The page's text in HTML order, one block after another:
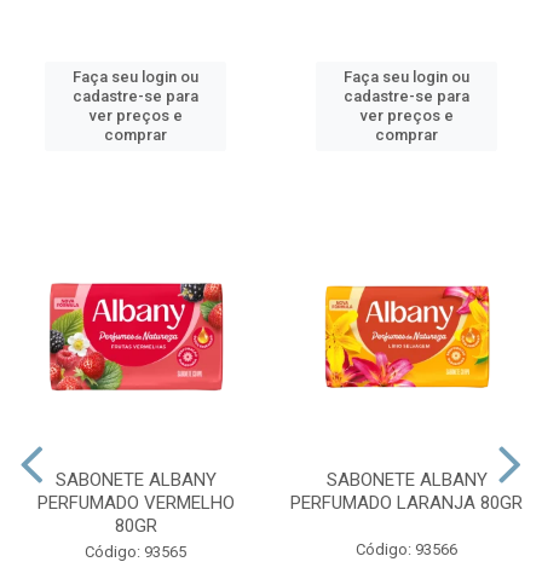
Faça seu login ou
cadastre-se para
ver preços e
comprar
Faça seu login ou
cadastre-se para
ver preços e
comprar
SABONETE ALBANY
PERFUMADO VERMELHO
80GR
Código: 93565
SABONETE ALBANY
PERFUMADO LARANJA 80GR
Código: 93566